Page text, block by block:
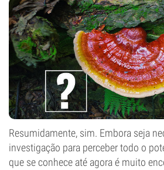
Resumidamente, sim. Embora seja
investigação para perceber todo o
que se conhece até agora é muito